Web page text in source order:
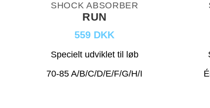
SHOCK ABSORBER
RUN
559 DKK
Specielt udviklet til løb
70-85 A/B/C/D/E/F/G/H/I